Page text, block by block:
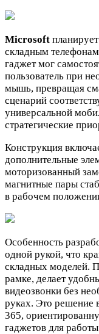
Microsoft
складным
гаджет мог
пользователь при
мышь, превращая
сценарий
универсальной
стратегические
Конструкция
дополнительные
моторизованный
магнитные пары
в рабочем
Особенность
одной рукой, что
складных моделей.
рамке, делает
видеозвонки без
руках. Это решение
365,
гаджетов для